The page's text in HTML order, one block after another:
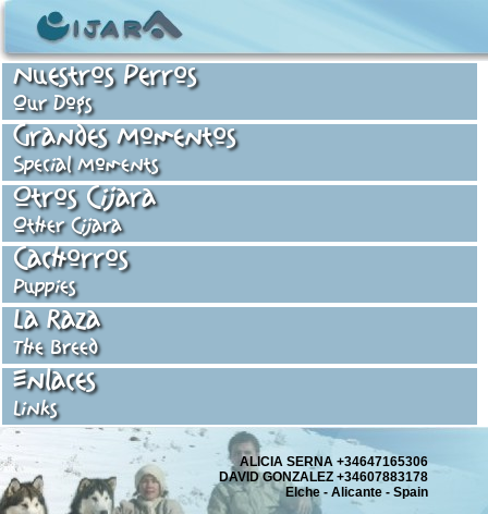
Nuestros Perros
Our Dogs
Grandes Momentos
Special Moments
Otros Cijara
Other Cijara
Cachorros
Puppies
La Raza
The Breed
Enlaces
Links
ALICIA SERNA +34647165306
DAVID GONZALEZ +34607883178
Elche - Alicante - Spain